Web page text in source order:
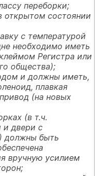
переборки;
открытом состоянии
с температурой
необходимо иметь
Регистра или
общества);
и должны иметь,
плавкая
(на новых
(в т.ч.
и двери с
должны быть
вручную усилием